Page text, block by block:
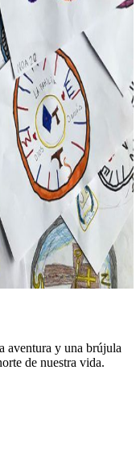
aventura y una brújula
de nuestra vida.